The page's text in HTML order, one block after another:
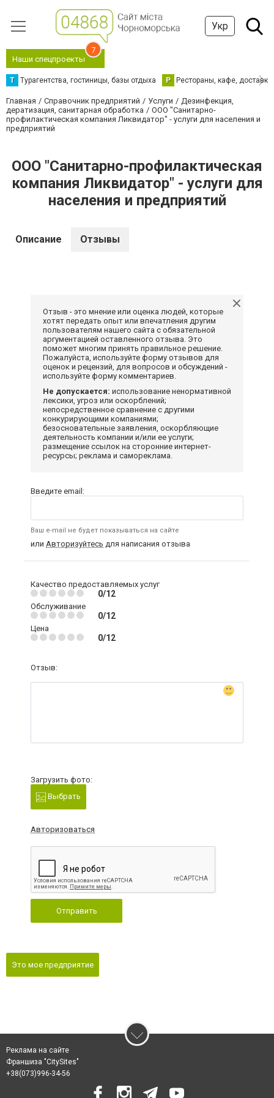
Укр
Наши спецпроекты
7
Т Турагентства, гостиницы, базы отдыха Р Рестораны, кафе,
Главная Справочник предприятий Услуги
Дезинфекция,
дератизация, санитарная обработка
ООО "Санитарно-
профилактическая компания Ликвидатор" - услуги для населения и
предприятий
ООО "Санитарно-профилактическая
компания Ликвидатор" - услуги для
населения и предприятий
Описание Отзывы
Отзыв - это мнение или оценка людей, которые
хотят передать опыт или впечатления другим
пользователям нашего сайта с обязательной
аргументацией оставленного отзыва. Это
поможет многим принять правильное решение.
Пожалуйста, используйте форму отзывов для
оценок и рецензий, для вопросов и обсуждений -
используйте форму комментариев.
Не допускается: использование ненормативной
лексики, угроз или оскорблений;
непосредственное сравнение с другими
конкурирующими компаниями;
безосновательные заявления, оскорбляющие
деятельность компании и/или ее услуги;
размещение ссылок на сторонние интернет-
ресурсы; реклама и самореклама.
Введите email:
Ваш e-mail не будет показываться на сайте
или Авторизуйтесь для написания отзыва
Качество предоставляемых услуг
0/12
Обслуживание
0/12
Цена
0/12
Отзыв:
Загрузить фото:
Выбрать
Авторизоваться
Отправить
Это мое предприятие
Реклама на сайте
Франшиза "CitySites"
‎+38(073)996-34-56